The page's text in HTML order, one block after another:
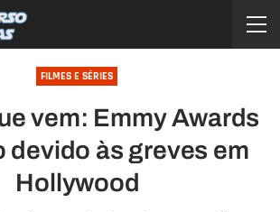
FILMES E SÉRIES
vem: Emmy Awards
devido às greves em
Hollywood